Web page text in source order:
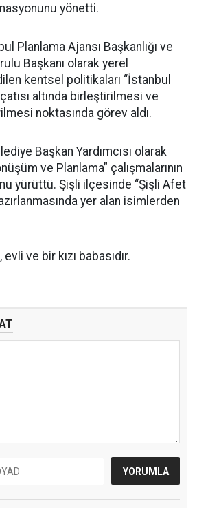
yönetti.
Planlama Ajansı Başkanlığı ve
Başkanı olarak yerel
kentsel politikaları “İstanbul
altında birleştirilmesi ve
noktasında görev aldı.
Başkan Yardımcısı olarak
ve Planlama” çalışmalarının
yürüttü. Şişli ilçesinde “Şişli Afet
yer alan isimlerden
ve bir kızı babasıdır.